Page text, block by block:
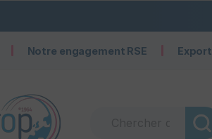
Notre engagement RSE Export